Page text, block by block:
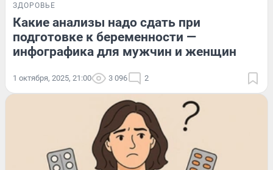
ЗДОРОВЬЕ
Какие анализы надо сдать при
подготовке к беременности —
инфографика для мужчин и женщин
1 октября, 2025, 21:00 3 096 2